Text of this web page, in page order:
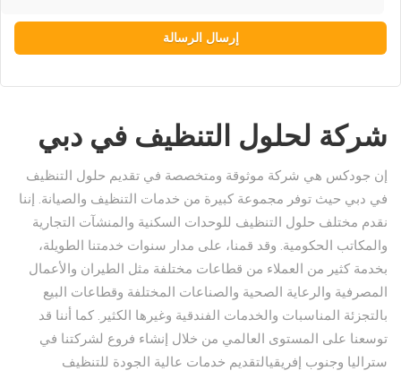
شركة لحلول التنظيف في دبي
إن جودكس هي شركة موثوقة ومتخصصة في تقديم حلول التنظيف
في دبي حيث توفر مجموعة كبيرة من خدمات التنظيف والصيانة. إننا
نقدم مختلف حلول التنظيف للوحدات السكنية والمنشآت التجارية
والمكاتب الحكومية. وقد قمنا، على مدار سنوات خدمتنا الطويلة،
بخدمة كثير من العملاء من قطاعات مختلفة مثل الطيران والأعمال
المصرفية والرعاية الصحية والصناعات المختلفة وقطاعات البيع
بالتجزئة المناسبات والخدمات الفندقية وغيرها الكثير. كما أننا قد
توسعنا على المستوى العالمي من خلال إنشاء فروع لشركتنا في
ستراليا وجنوب إفريقيالتقديم خدمات عالية الجودة للتنظيف